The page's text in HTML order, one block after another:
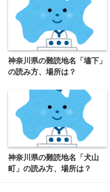
神奈川県の難読地名「壗下」
の読み方、場所は？
神奈川県の難読地名「犬山
町」の読み方、場所は？